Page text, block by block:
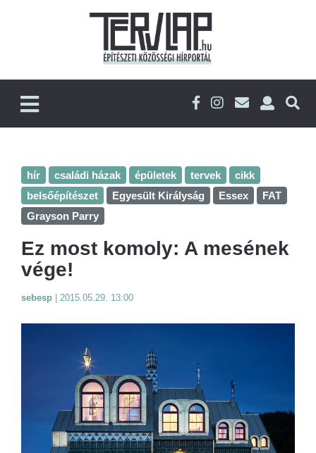
hír családi házak épületek tervek
cikk
belsőépítészet
Egyesült Királyság Essex
FAT
Grayson Parry
Ez most komoly: A mesének
vége!
sebesp 2015.05.29. 13:00